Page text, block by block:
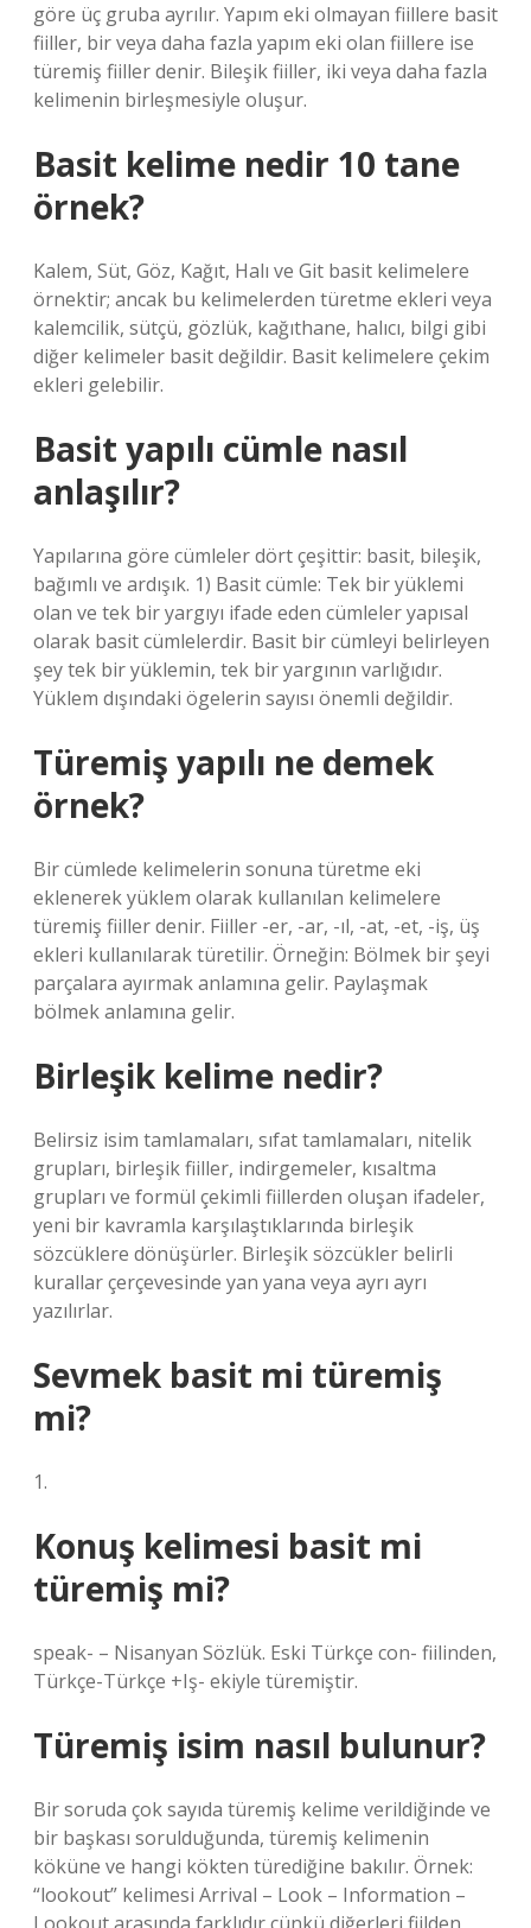
göre üç gruba ayrılır. Yapım eki olmayan fiillere basit
fiiller, bir veya daha fazla yapım eki olan fiillere ise
türemiş fiiller denir. Bileşik fiiller, iki veya daha fazla
kelimenin birleşmesiyle oluşur.
Basit kelime nedir 10 tane
örnek?
Kalem, Süt, Göz, Kağıt, Halı ve Git basit kelimelere
örnektir; ancak bu kelimelerden türetme ekleri veya
kalemcilik, sütçü, gözlük, kağıthane, halıcı, bilgi gibi
diğer kelimeler basit değildir. Basit kelimelere çekim
ekleri gelebilir.
Basit yapılı cümle nasıl
anlaşılır?
Yapılarına göre cümleler dört çeşittir: basit, bileşik,
bağımlı ve ardışık. 1) Basit cümle: Tek bir yüklemi
olan ve tek bir yargıyı ifade eden cümleler yapısal
olarak basit cümlelerdir. Basit bir cümleyi belirleyen
şey tek bir yüklemin, tek bir yargının varlığıdır.
Yüklem dışındaki ögelerin sayısı önemli değildir.
Türemiş yapılı ne demek
örnek?
Bir cümlede kelimelerin sonuna türetme eki
eklenerek yüklem olarak kullanılan kelimelere
türemiş fiiller denir. Fiiller -er, -ar, -ıl, -at, -et, -iş, üş
ekleri kullanılarak türetilir. Örneğin: Bölmek bir şeyi
parçalara ayırmak anlamına gelir. Paylaşmak
bölmek anlamına gelir.
Birleşik kelime nedir?
Belirsiz isim tamlamaları, sıfat tamlamaları, nitelik
grupları, birleşik fiiller, indirgemeler, kısaltma
grupları ve formül çekimli fiillerden oluşan ifadeler,
yeni bir kavramla karşılaştıklarında birleşik
sözcüklere dönüşürler. Birleşik sözcükler belirli
kurallar çerçevesinde yan yana veya ayrı ayrı
yazılırlar.
Sevmek basit mi türemiş
mi?
1.
Konuş kelimesi basit mi
türemiş mi?
speak- – Nisanyan Sözlük. Eski Türkçe con- fiilinden,
Türkçe-Türkçe +Iş- ekiyle türemiştir.
Türemiş isim nasıl bulunur?
Bir soruda çok sayıda türemiş kelime verildiğinde ve
bir başkası sorulduğunda, türemiş kelimenin
köküne ve hangi kökten türediğine bakılır. Örnek:
“lookout” kelimesi Arrival – Look – Information –